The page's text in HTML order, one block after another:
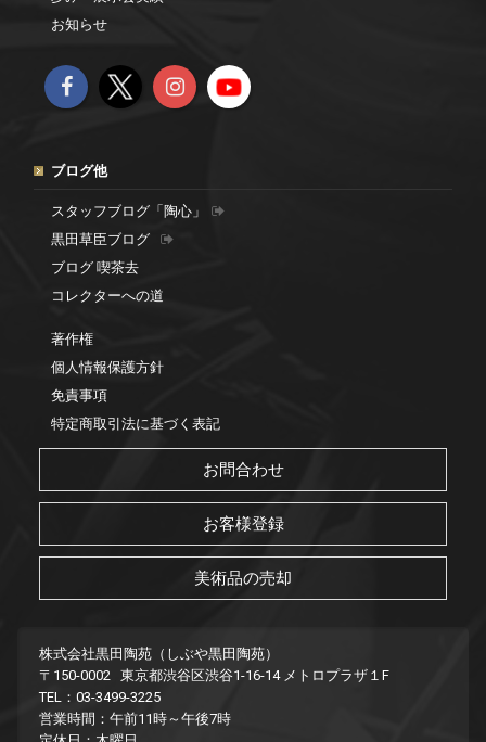
お知らせ
ブログ他
スタッフブログ「陶心」
黒田草臣ブログ
ブログ 喫茶去
コレクターへの道
著作権
個人情報保護方針
免責事項
特定商取引法に基づく表記
お問合わせ
お客様登録
美術品の売却
株式会社黒田陶苑（しぶや黒田陶苑）
〒150-0002 東京都渋谷区渋谷1-16-14 メトロプラザ１F
TEL：03-3499-3225
営業時間：午前11時～午後7時